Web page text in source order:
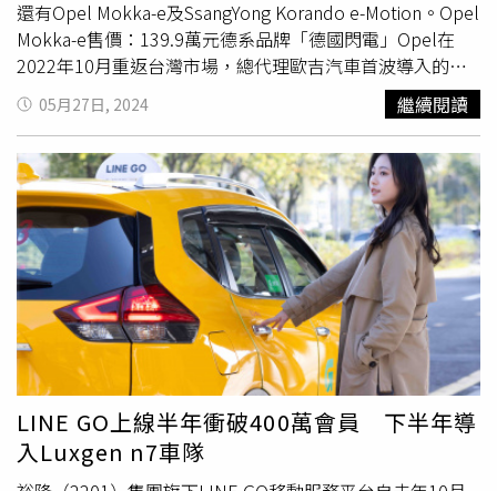
還有Opel Mokka-e及SsangYong Korando e-Motion。Opel
Mokka-e售價：139.9萬元德系品牌「德國閃電」Opel在
2022年10月重返台灣市場，總代理歐吉汽車首波導入的就
是跨界小休旅Mokka，並且同步引進曾拿下歐洲金舵獎的純
電跨界車Mokka-e，售價139.9萬元。在外型上，Mokka擁
有Bold &Pure大膽純粹設計，並傳承百年造車工藝經典，
由1970年的Opel Manta設計元素，搭配車身層次分明的肌
理線條、intelliLUX LED頭尾燈組，再加上Two-Tone雙色車
身設計；內裝方面，具備以人為本的駕駛導向座艙設計，其
Detox極簡直覺減壓座艙與Pure Panel整合式數位儀錶，包
含7吋數位儀錶和7吋多媒體娛樂系統，結合
AppleCarplay、Android Auto和e-toggle電傳線控撥動排檔
控制。根據Opel官方資料顯示，Mokka-e搭載先進的高效
永磁同步電動馬達，能輸出最大馬力136匹、26.5kgm扭
力，電池為50kWh，NEDC最大續航里程達399公里，充電
方面採用支援最高100kW功率的CCS1快充規格，只需要30
分鐘就可以將電池由0%充飽至80%。歐吉汽車也強調，攜
手華城電能和裕電俥電打造全方位的充電服務體驗，從車主
05月27日, 2024 繼續閱讀
LINE GO上線半年衝破400萬會員 下半年導
入Luxgen n7車隊